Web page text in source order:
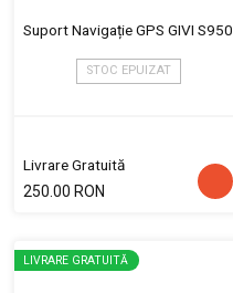
Suport Navigație GPS GIVI S950
STOC EPUIZAT
Livrare Gratuită
250.00 RON
LIVRARE GRATUITĂ